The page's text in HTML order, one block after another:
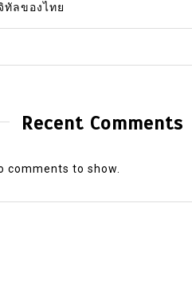
ทัลของไทย
Recent Comments
comments to show.